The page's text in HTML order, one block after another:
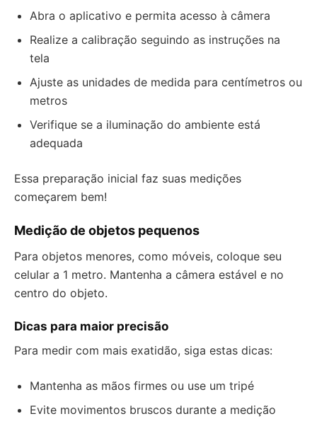
Abra o aplicativo e permita acesso à câmera
Realize a calibração seguindo as instruções na
tela
Ajuste as unidades de medida para centímetros ou
metros
Verifique se a iluminação do ambiente está
adequada
Essa preparação inicial faz suas medições
começarem bem!
Medição de objetos pequenos
Para objetos menores, como móveis, coloque seu
celular a 1 metro. Mantenha a câmera estável e no
centro do objeto.
Dicas para maior precisão
Para medir com mais exatidão, siga estas dicas:
Mantenha as mãos firmes ou use um tripé
Evite movimentos bruscos durante a medição